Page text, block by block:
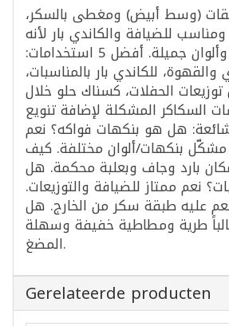
(وسط أبيض) ومغطى بالسكر،
للضيافة والكاندي بار لأنه
يعطي شكل وألوان جميلة. أفضل 5 استخدامات:
للكاندي بار بالمناسبات،
الحفلات، كسناك حلو خلال
السكاكر المشكلة لإضافة تنويع
هل هو بنكهات فواكه؟ نعم
بنكهات/ألوان مختلفة. كيف
بارد وجاف وبعلبة محكمة. هل
نعم ممتاز للضيافة والتوزيعات.
عليه طبقة سكر من الخارج. هل
طرية ومطاطية خفيفة وسهلة
المضغ.
Gerelateerde producten